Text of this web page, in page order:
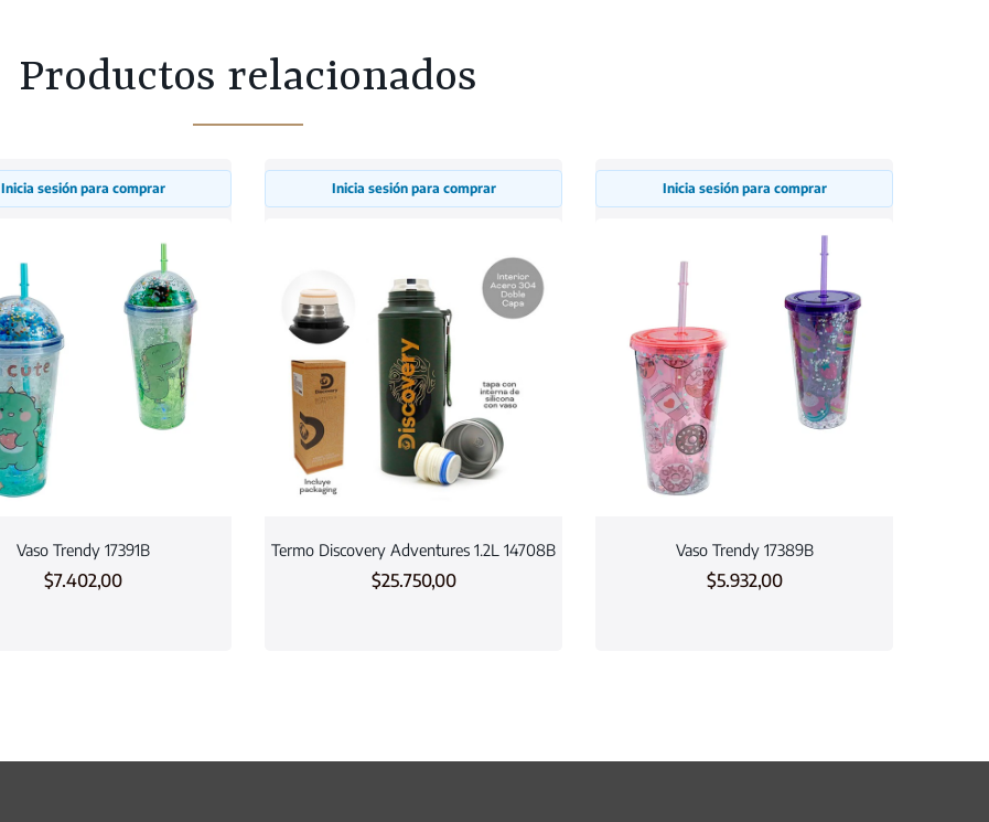
Productos relacionados
Inicia sesión para comprar
Vaso Trendy 17391B
$7.402,00
Inicia sesión para comprar
Termo Discovery Adventures 1.2L 14708B
$25.750,00
Inicia sesión para comprar
Vaso Trendy 17389B
$5.932,00